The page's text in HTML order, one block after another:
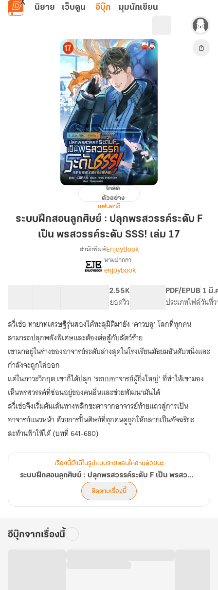
ข้ามไปยังเนื้อหาหลัก
นิยาย เว็บตูน อีบุ๊ก มุมนักเขียน
ระบบ
ฝึกสอน
ลูก
ศิษย์
:
พรสวรรค์
F
พรสวรรค์
ระดับ
SSS!
เล่ม
17
โหลด
ตัวอย่าง
แฟนตาซี
ระบบฝึกสอนลูกศิษย์ : ปลุกพรสวรรค์ระดับ F
เป็น พรสวรรค์ระดับ SSS! เล่ม 17
เรื่อง
ระบบ
ฝึกสอน
ลูก
ศิษย์
:
ปลุก
พรสวรรค์
ระดับ
F
เป็น
ระดับ
SSS!
สำนักพิมพ์EnjoyBook
นามปากกา
enjoybook
2.55K
ยอดวิว
PDF/EPUB
ประเภทไฟล์
1 มี.
วันที่
สวี่เช่อ ทายาทเศรษฐีรุ่นสองได้ทะลุมิติมายัง ‘ดาวบลู’ โลกที่ทุกคน
สามารถปลุกพลังพิเศษและต้องต่อสู้กับสัตว์ร้าย
เขามาอยู่ในร่างของอาจารย์ระดับล่างสุดในโรงเรียนมัธยมอันดับหนึ่งและ
กำลังจะถูกไล่ออก
แต่ในภาวะวิกฤต เขาก็ได้ปลุก ‘ระบบอาจารย์ผู้ยิ่งใหญ่’ ที่ทำให้เขามอง
เห็นพรสวรรค์ที่ซ่อนอยู่ของคนอื่นและช่วยพัฒนามันได้
สวี่เช่อจึงเริ่มต้นเส้นทางพลิกชะตาจากอาจารย์ท้ายแถวสู่การเป็น
อาจารย์แนวหน้า ด้วยการปั้นศิษย์ที่ทุกคนดูถูกให้กลายเป็นอัจฉริยะ
สะท้านฟ้าให้ได้ (บทที่ 641-680)
เรื่องนี้ยังมีในรูปแบบรายตอนให้อ่านด้วยนะ
ระบบฝึกสอนลูกศิษย์ : ปลุกพรสวรรค์ระดับ F เป็น พรสวรรค์ระดับ SSS!
ติดตามเรื่องนี้
อีบุ๊กจากเรื่องนี้